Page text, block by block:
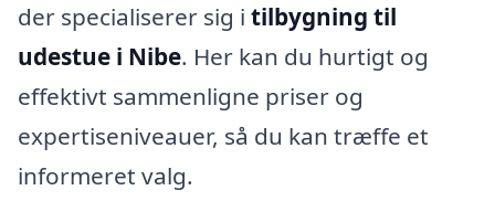
der specialiserer sig i tilbygning til
udestue i Nibe. Her kan du hurtigt og
effektivt sammenligne priser og
expertiseniveauer, så du kan træffe et
informeret valg.